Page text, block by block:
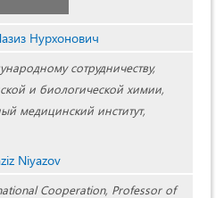
Нурхонович
сотрудничеству,
и биологической химии,
медицинский институт,
Niyazov
Cooperation, Professor of